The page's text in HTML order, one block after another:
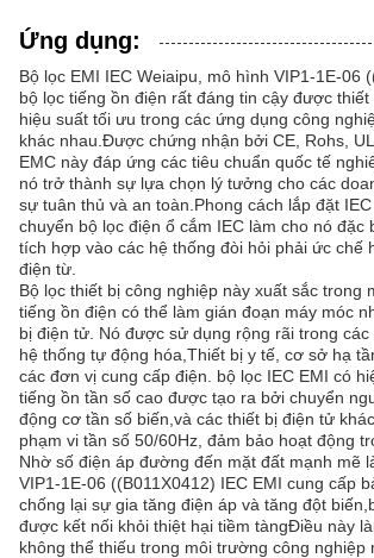
Ứng dụng:
Bộ lọc EMI IEC Weiaipu, mô hình VIP1-1E-06
bộ lọc tiếng ồn điện rất đáng tin cậy được
hiệu suất tối ưu trong các ứng dụng công
khác nhau.Được chứng nhận bởi CE, Rohs,
EMC này đáp ứng các tiêu chuẩn quốc tế
nó trở thành sự lựa chọn lý tưởng cho các
sự tuân thủ và an toàn.Phong cách lắp đặt
chuyển bộ lọc điện ổ cắm IEC làm cho nó đặc
tích hợp vào các hệ thống đòi hỏi phải ức chế
điện từ.
Bộ lọc thiết bị công nghiệp này xuất sắc trong
tiếng ồn điện có thể làm gián đoạn máy móc
bị điện tử. Nó được sử dụng rộng rãi trong các
hệ thống tự động hóa,Thiết bị y tế, cơ sở hạ
các đơn vị cung cấp điện. bộ lọc IEC EMI có
tiếng ồn tần số cao được tạo ra bởi chuyển
động cơ tần số biến,và các thiết bị điện tử
phạm vi tần số 50/60Hz, đảm bảo hoạt động
Nhờ số điện áp đường đến mặt đất mạnh mẽ
VIP1-1E-06 ((B011X0412) IEC EMI cung cấp
chống lại sự gia tăng điện áp và tăng đột
được kết nối khỏi thiệt hại tiềm tàngĐiều này
không thể thiếu trong môi trường công nghiệp